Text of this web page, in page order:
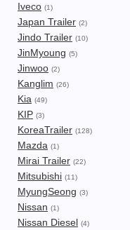
Iveco (1)
Japan Trailer (2)
Jindo Trailer (10)
JinMyoung (5)
Jinwoo (2)
Kanglim (26)
Kia (49)
KIP (3)
KoreaTrailer (128)
Mazda (1)
Mirai Trailer (22)
Mitsubishi (11)
MyungSeong (3)
Nissan (1)
Nissan Diesel (4)